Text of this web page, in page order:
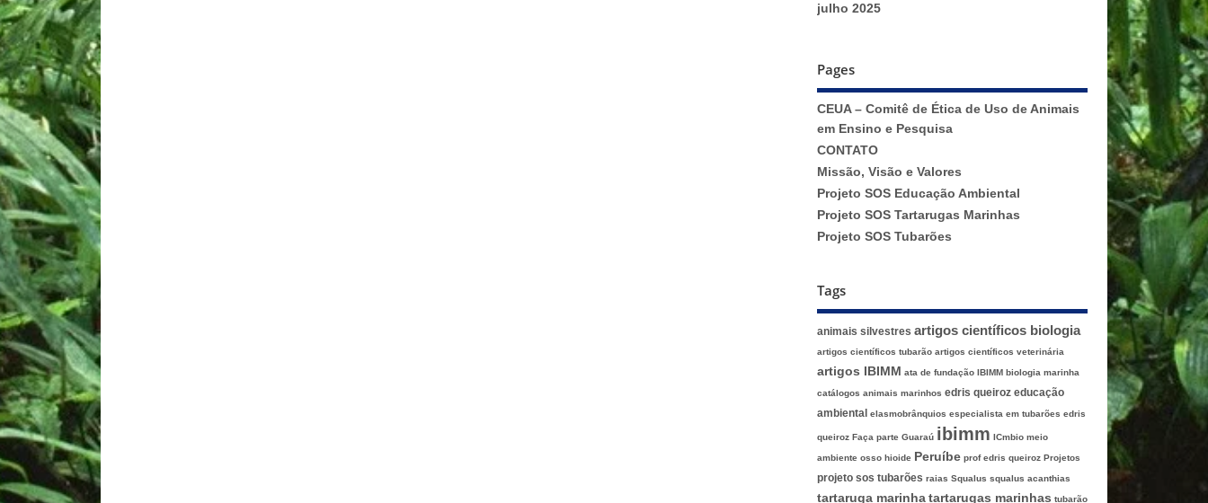
julho 2025
Pages
CEUA – Comitê de Ética de Uso de Animais
em Ensino e Pesquisa
CONTATO
Missão, Visão e Valores
Projeto SOS Educação Ambiental
Projeto SOS Tartarugas Marinhas
Projeto SOS Tubarões
Tags
animais silvestres artigos científicos biologia
artigos científicos tubarão artigos científicos veterinária
artigos IBIMM ata de fundação IBIMM biologia marinha
catálogos animais marinhos edris queiroz educação
ambiental
elasmobrânquios especialista em tubarões edris
queiroz Faça parte Guaraú ibimm ICmbio meio
ambiente osso hioide Peruíbe prof edris queiroz Projetos
projeto sos tubarões raias Squalus squalus acanthias
tartaruga marinha tartarugas marinhas tubarão